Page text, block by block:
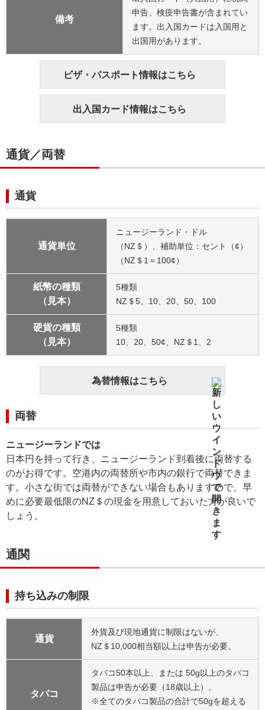
備考
申告、検疫申告書が含まれてい
ます。出入国カードは入国用と
出国用があります。
ビザ・パスポート情報はこちら
出入国カード情報はこちら
通貨／両替
通貨
通貨単位
ニュージーランド・ドル
（NZ＄）、補助単位：セント（¢）
（NZ＄1＝100¢）
紙幣の種類
（見本）
5種類
NZ＄5、10、20、50、100
硬貨の種類
（見本）
5種類
10、20、50¢、NZ＄1、2
為替情報はこちら
両替
ニュージーランドでは
日本円を持って行き、ニュージーランド到着後に両替する
のがお得です。空港内の両替所や市内の銀行で両替できま
す。小さな街では両替ができない場合もありますので、早
めに必要最低限のNZ＄の現金を用意しておいた方が良いで
しょう。
通関
持ち込みの制限
通貨
外貨及び現地通貨に制限はないが、
NZ＄10,000相当額以上は申告が必要。
タバコ
タバコ50本以上、または 50g以上のタバコ
製品は申告が必要（18歳以上）。
※全てのタバコ製品の合計で50gを超える